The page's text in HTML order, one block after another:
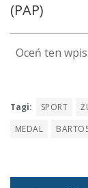
(PAP)
Tagi: SPORT
MEDAL